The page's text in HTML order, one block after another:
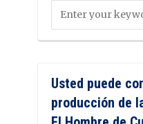
Usted puede
producción de